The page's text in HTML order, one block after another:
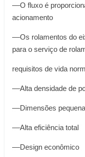
––O fluxo é
acionamento
––Os rolamentos do
para o serviço de
requisitos de vida
––Alta densidade de
––Dimensões
––Alta eficiência total
––Design econômico